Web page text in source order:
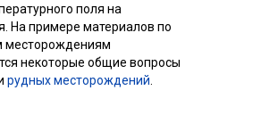
поля на
На примере материалов по
месторождениям
некоторые общие вопросы
рудных месторождений